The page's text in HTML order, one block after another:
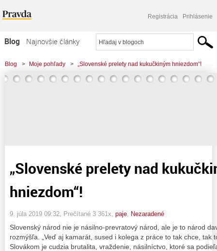
Registrácia Prihlásenie
Blog
Najnovšie články
Najčítanejšie články
Najkomentovanejšie články
Blog > Moje pohľady > „Slovenské prelety nad kukučkiným hniezdom“!
„Slovenské prelety nad
hniezdom“!
9. júla 2019 09:32 , Prečítané 3 361x, paje Nezaradené
Slovenský národ nie je násilno-prevratový národ, ale je to národ
rozmýšľa. „Veď aj kamarát, sused i kolega z práce to tak chce, tak
Slovákom je cudzia brutalita, vraždenie, násilníctvo, ktoré sa